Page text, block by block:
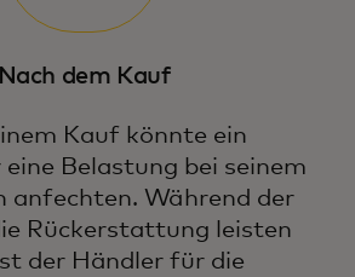
Nach dem Kauf
Kauf könnte ein
eine Belastung bei seinem
anfechten. Während der
Rückerstattung leisten
der Händler für die